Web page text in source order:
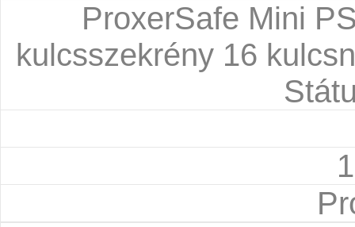
ProxerSafe Mini
kulcsszekrény 16